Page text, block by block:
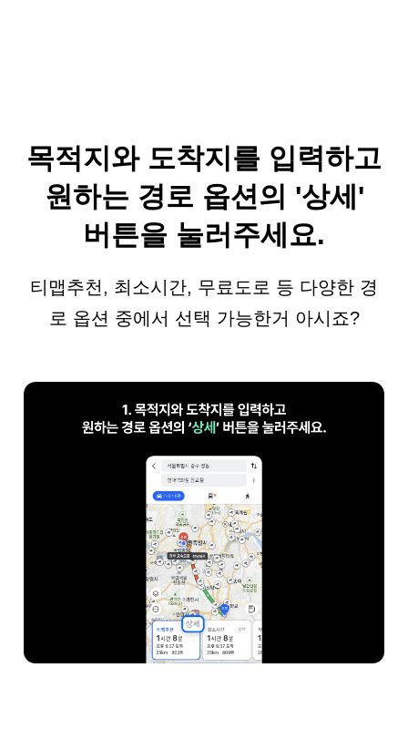
목적지와 도착지를 입력하고
원하는 경로 옵션의 '상세'
버튼을 눌러주세요.
티맵추천, 최소시간, 무료도로 등 다양한 경
로 옵션 중에서 선택 가능한거 아시죠?